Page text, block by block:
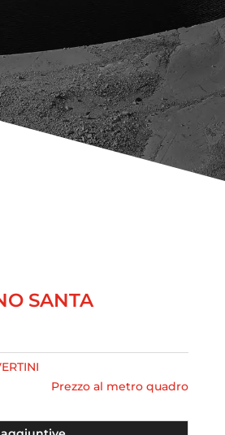
SANTA
Prezzo al metro quadro